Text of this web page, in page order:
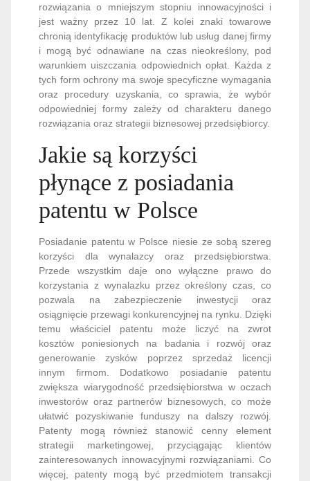
rozwiązania o mniejszym stopniu innowacyjności i
jest ważny przez 10 lat. Z kolei znaki towarowe
chronią identyfikację produktów lub usług danej firmy
i mogą być odnawiane na czas nieokreślony, pod
warunkiem uiszczania odpowiednich opłat. Każda z
tych form ochrony ma swoje specyficzne wymagania
oraz procedury uzyskania, co sprawia, że wybór
odpowiedniej formy zależy od charakteru danego
rozwiązania oraz strategii biznesowej przedsiębiorcy.
Jakie są korzyści
płynące z posiadania
patentu w Polsce
Posiadanie patentu w Polsce niesie ze sobą szereg
korzyści dla wynalazcy oraz przedsiębiorstwa.
Przede wszystkim daje ono wyłączne prawo do
korzystania z wynalazku przez określony czas, co
pozwala na zabezpieczenie inwestycji oraz
osiągnięcie przewagi konkurencyjnej na rynku. Dzięki
temu właściciel patentu może liczyć na zwrot
kosztów poniesionych na badania i rozwój oraz
generowanie zysków poprzez sprzedaż licencji
innym firmom. Dodatkowo posiadanie patentu
zwiększa wiarygodność przedsiębiorstwa w oczach
inwestorów oraz partnerów biznesowych, co może
ułatwić pozyskiwanie funduszy na dalszy rozwój.
Patenty mogą również stanowić cenny element
strategii marketingowej, przyciągając klientów
zainteresowanych innowacyjnymi rozwiązaniami. Co
więcej, patenty mogą być przedmiotem transakcji